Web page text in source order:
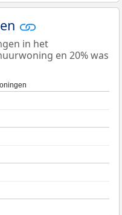
in het
en 20% was